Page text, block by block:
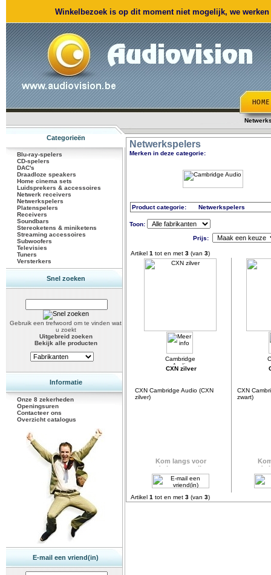
Winkelbezoek is op dit moment niet mogelijk, we
Categorieën
Blu-ray-spelers
CD-spelers
DAC's
Draadloze speakers
Home cinema sets
Luidsprekers & accessoires
Netwerk receivers
Netwerkspelers
Platenspelers
Receivers
Soundbars
Stereoketens & miniketens
Streaming accessoires
Subwoofers
Televisies
Tuners
Versterkers
Snel zoeken
Gebruik een trefwoord om te vinden wat
u zoekt
Uitgebreid zoeken
Bekijk alle producten
Informatie
Onze 8 zekerheden
Openingsuren
Contacteer ons
Overzicht catalogus
E-mail een vriend(in)
Netwerkspelers
Merken in deze categorie:
Product categorie: Netwerkspelers
Toon:
Prijs:
Artikel 1 tot en met 3 (van 3)
CXN zilver
CXN Cambridge Audio (CXN
zilver)
CXN
zwart)
Artikel 1 tot en met 3 (van 3)